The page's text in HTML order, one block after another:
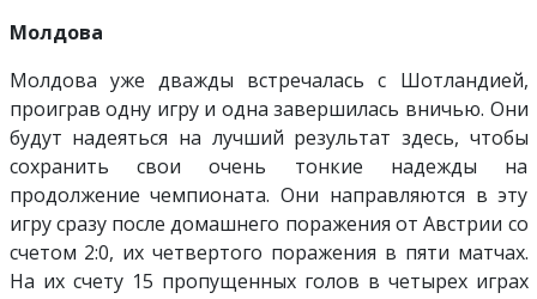
Молдова
Молдова уже дважды встречалась с Шотландией,
проиграв одну игру и одна завершилась вничью. Они
будут надеяться на лучший результат здесь, чтобы
сохранить свои очень тонкие надежды на
продолжение чемпионата. Они направляются в эту
игру сразу после домашнего поражения от Австрии со
счетом 2:0, их четвертого поражения в пяти матчах.
На их счету 15 пропущенных голов в четырех играх